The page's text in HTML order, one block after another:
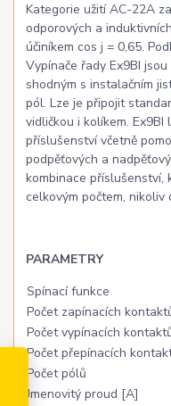
Kategorie užití AC-22A
odporových a
účiníkem cos j = 0,65.
Vypínače řady Ex9BI
shodným s instalačním
pól. Lze je připojit
vidličkou i kolíkem.
příslušenství včetně
podpěťových a
kombinace příslušenství,
celkovým počtem,
PARAMETRY
Spínací funkce
Počet zapínacích
Počet vypínacích
Počet přepínacích
Počet pólů
Jmenovitý proud [A]